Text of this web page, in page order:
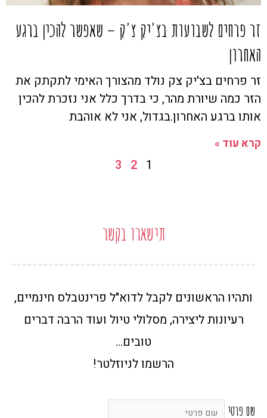
זר פרחים לשבועות בצ'יק צ'ק – שאפשר להכין ברגע
האחרון
זר פרחים בצ'יק צק נולד מהצורך האימי לתקתק את
הזר כמה שיורת מהר, כי בדרך כלל אני נזכרת להכין
אותו ברגע האחרון.בגדול, אני לא אוהבת
קרא עוד »
1
2
3
תישארו בקשר
ותהיו הראשונים לקבל לדוא"ל פרינטבלס חינמיים,
רעיונות ליצירה, מסלולי טיול ועוד הרבה דברים
טובים…
הרשמו לניוזלטר!
שם פרטי